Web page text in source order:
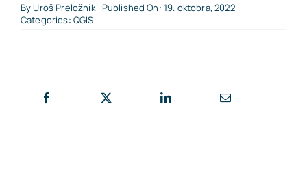
ByUroš Preložnik Published On: 19. oktobra, 2022
Categories: QGIS